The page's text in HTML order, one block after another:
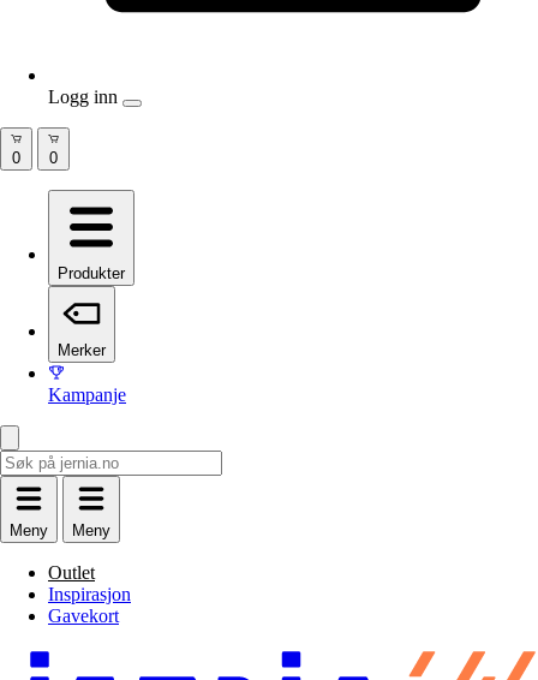
Produkter
Merker
Kampanje
Meny Meny
Outlet
Inspirasjon
Gavekort